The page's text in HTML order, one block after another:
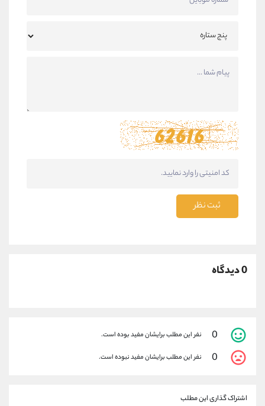
ثبت نظر
0 دیدگاه
0 نفر این مطلب برایشان مفید بوده است.
0 نفر این مطلب برایشان مفید نبوده است.
اشتراک گذاری این مطلب